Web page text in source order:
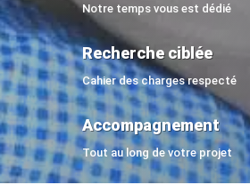
Notre temps vous est dédié
Recherche ciblée
Cahier des charges respecté
Accompagnement
Tout au long de votre projet